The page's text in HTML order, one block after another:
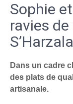
Sophie
ravies
Dans un cadre
des plats de
artisanale.